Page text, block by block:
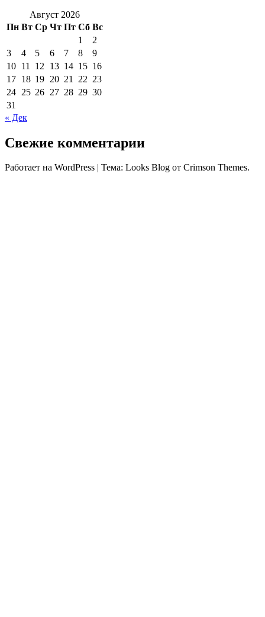
Август 2026
Пн Вт Ср Чт Пт Сб Вс
1
2
3
4 5 6 7 8
9
10 11 12 13 14 15 16
17 18 19 20 21 22 23
24 25 26 27 28 29 30
31
« Дек
Свежие комментарии
Работает на WordPress | Тема: Looks Blog от Crimson Themes.